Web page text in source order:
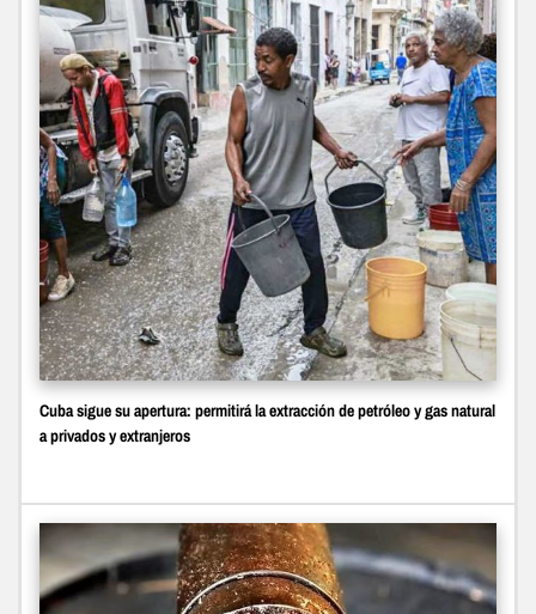
Cuba sigue su apertura: permitirá la extracción de petróleo y gas natural
a privados y extranjeros